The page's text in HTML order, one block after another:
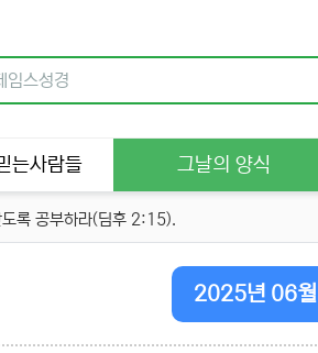
는사람들 그날의 양식
도록 공부하라(딤후 2:15).
2025년 06